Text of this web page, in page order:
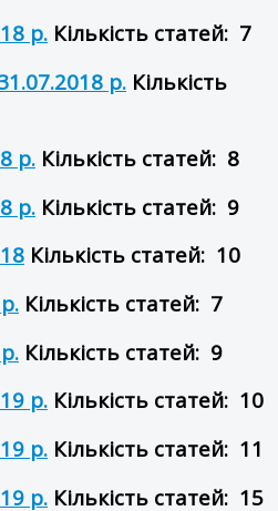
р. Кількість статей: 7
р. Кількість
р. Кількість статей: 8
р. Кількість статей: 9
Кількість статей: 10
Кількість статей: 7
Кількість статей: 9
р. Кількість статей: 10
р. Кількість статей: 11
р. Кількість статей: 15